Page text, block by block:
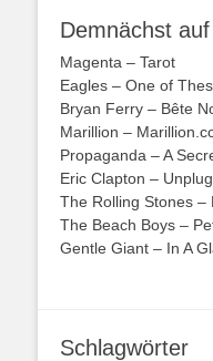
Demnächst
Magenta – Tarot
Eagles – One of
Bryan Ferry – Bête
Marillion –
Propaganda – A
Eric Clapton –
The Rolling Stones –
The Beach Boys –
Gentle Giant – In A
Schlagwörter